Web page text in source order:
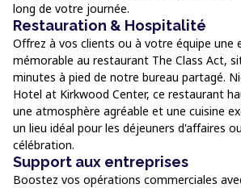
long de votre journée.
Restauration & Hospitalité
Offrez à vos clients ou à votre équipe une
mémorable au restaurant The Class Act,
minutes à pied de notre bureau partagé.
Hotel at Kirkwood Center, ce restaurant
une atmosphère agréable et une cuisine
un lieu idéal pour les déjeuners d'affaires
célébration.
Support aux entreprises
Boostez vos opérations commerciales